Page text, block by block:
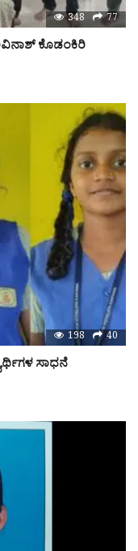
348 77
ಕೊಡಂಕಿರಿ
198 40
ಸಾಧನೆ